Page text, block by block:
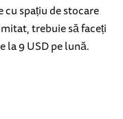
spațiu de stocare
trebuie să faceți
la 9 USD pe lună.